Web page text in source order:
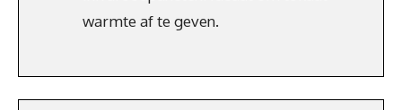
warmte af te geven.